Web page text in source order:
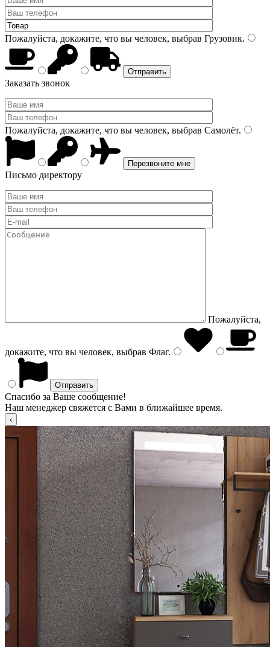
Пожалуйста, докажите, что вы человек, выбрав Грузовик.
Заказать звонок
Пожалуйста, докажите, что вы человек, выбрав Самолёт.
Письмо директору
Пожалуйста,
докажите, что вы человек, выбрав Флаг.
Спасибо за Ваше сообщение!
Наш менеджер свяжется с Вами в ближайшее время.